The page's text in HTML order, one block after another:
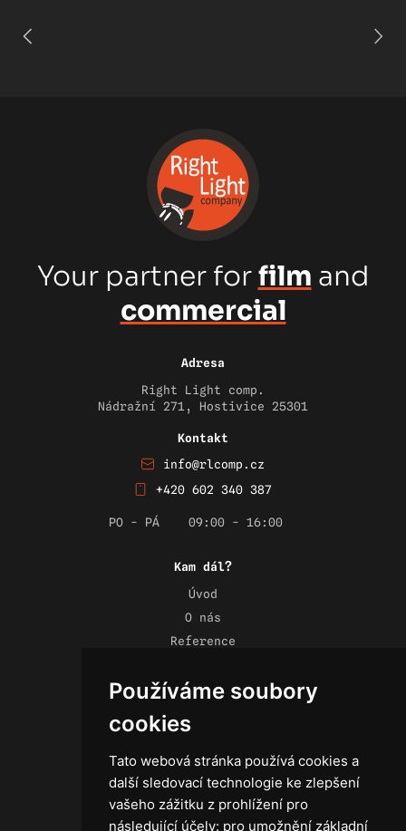
Používáme soubory
cookies
Tato webová stránka používá cookies a
další sledovací technologie ke zlepšení
vašeho zážitku z prohlížení pro
následující účely: pro umožnění základní
Your partner forfilm and
commercial
Adresa
Right Light comp.
Nádražní 271, Hostivice 25301
Kontakt
info@rlcomp.cz
+420 602 340 387
PO - PÁ 09:00 - 16:00
Kam dál?
Úvod
O nás
Reference
Kontakt
Obchodní podmínky
Zásady ochrany osobních údajů